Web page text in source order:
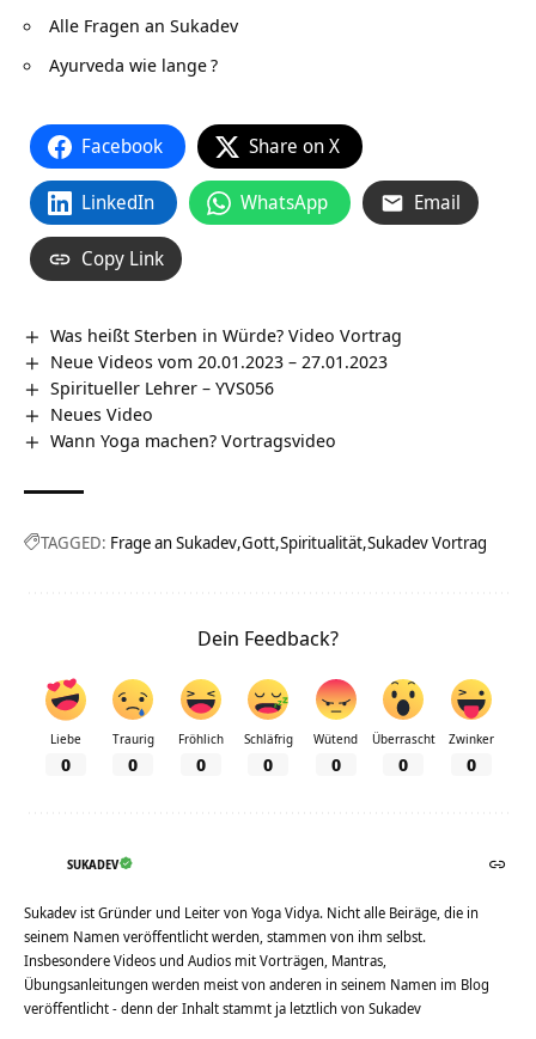
Alle Fragen an Sukadev
Ayurveda wie lange?
Facebook Share on X
LinkedIn WhatsApp Email
Copy Link
Was heißt Sterben in Würde? Video Vortrag
Neue Videos vom 20.01.2023 – 27.01.2023
Spiritueller Lehrer – YVS056
Neues Video
Wann Yoga machen? Vortragsvideo
TAGGED: Frage an Sukadev Gott Spiritualität Sukadev Vortrag
Dein Feedback?
Liebe
0
Traurig
0
Fröhlich
0
Schläfrig
0
Wütend
0
Überrascht
0
Zwinker
0
SUKADEV
Sukadev ist Gründer und Leiter von Yoga Vidya. Nicht alle Beiräge, die in
seinem Namen veröffentlicht werden, stammen von ihm selbst.
Insbesondere Videos und Audios mit Vorträgen, Mantras,
Übungsanleitungen werden meist von anderen in seinem Namen im Blog
veröffentlicht - denn der Inhalt stammt ja letztlich von Sukadev